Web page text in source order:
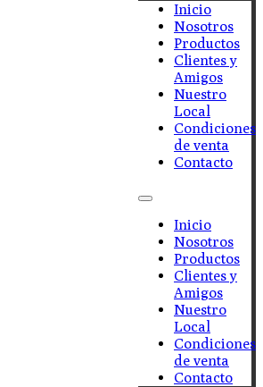
Inicio
Nosotros
Productos
Clientes y
Amigos
Nuestro
Local
Condiciones
de venta
Contacto
Inicio
Nosotros
Productos
Clientes y
Amigos
Nuestro
Local
Condiciones
de venta
Contacto